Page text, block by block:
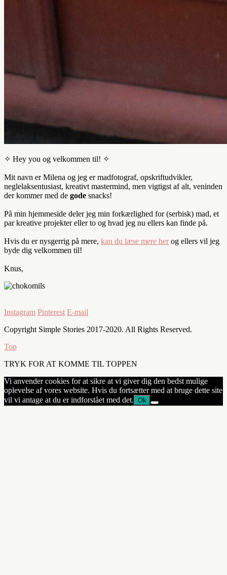
✧ Hey you og velkommen til! ✧
Mit navn er Milena og jeg er madfotograf, opskriftudvikler,
neglelaksentusiast, kreativt mastermind, men vigtigst af alt, veninden
der kommer med de gode snacks!
På min hjemmeside deler jeg min forkærlighed for (serbisk) mad, et
par kreative projekter eller to og hvad jeg nu ellers kan finde på.
Hvis du er nysgerrig på mere, kan du læse mere her og ellers vil jeg
byde dig velkommen til!
Knus,
Instagram Pinterest E-mail
Copyright Simple Stories 2017-2020. All Rights Reserved.
Top
TRYK FOR AT KOMME TIL TOPPEN
Vi anvender cookies for at sikre at vi giver dig den bedst mulige
oplevelse af vores website. Hvis du fortsætter med at bruge dette site
vil vi antage at du er indforstået med det. Ok